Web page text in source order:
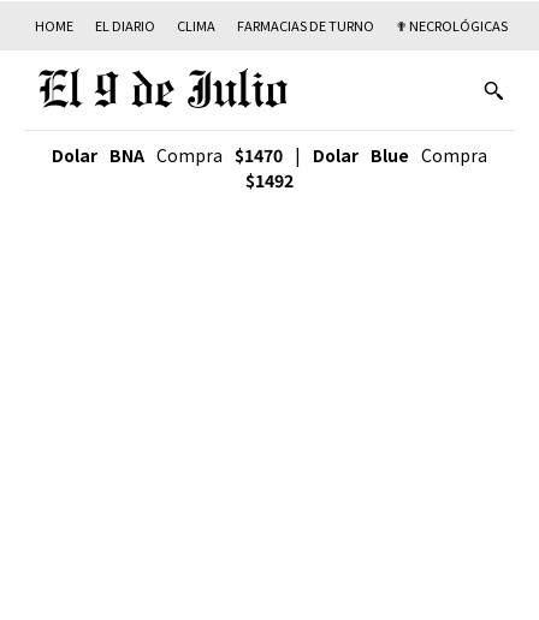
HOME EL DIARIO CLIMA FARMACIAS DE TURNO ✟ NECROLÓGICAS
Dolar BNA Compra $1470 | Dolar Blue Compra
$1492